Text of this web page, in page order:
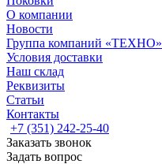
О компании
Новости
Группа компаний «ТЕХНО»
Условия доставки
Наш склад
Реквизиты
Статьи
Контакты
+7 (351) 242-25-40
Заказать звонок
Задать вопрос